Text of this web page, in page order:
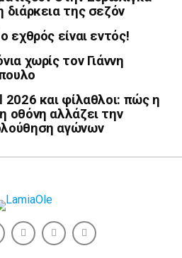
διάρκεια της σεζόν
εχθρός είναι εντός!
χωρίς τον Γιάννη
2026 και φίλαθλοι: πώς η
οθόνη αλλάζει την
αγώνων